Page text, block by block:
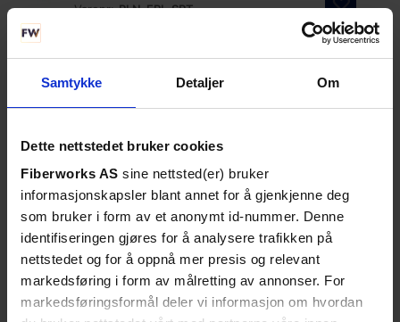
Samtykke Detaljer Om
Dette nettstedet bruker cookies
Fiberworks AS sine nettsted(er) bruker
informasjonskapsler blant annet for å gjenkjenne deg
som bruker i form av et anonymt id-nummer. Denne
identifiseringen gjøres for å analysere trafikken på
nettstedet og for å oppnå mer presis og relevant
markedsføring i form av målretting av annonser. For
markedsføringsformål deler vi informasjon om hvordan
Varenr: PLN-EPL-SPT
connectors
Varenr: F-1x2SPLIT-50-2Y-STU
Tilbud
2 mm patchcord style, LC/UPC
Varenr: F-1x2SPLIT-50-2Y-LCU
Wideband 1x2 power splitter
50/50
2 mm patchcord style, SC/UPC
connectors
Varenr: F-1x2SPLIT-50-2Y-SCU
Wideband 1x2 power splitter
50/50
2 mm patchcord style, SC/APC